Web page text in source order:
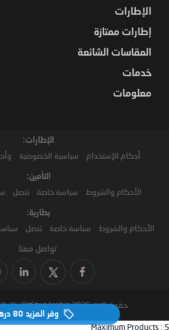
وفر المزيد 80 درهم‏
الإطارات
إطارات ممتازة
المقاسات الشائعة
خدمات
معلومات
الإطارات:
أحكام الإستخدام سياسية الخصوصية
التأمين:
الأحكام والشروط سياسة خاصة تنصل
بطارية:
الأحكام والشروط سياسة خاصة تنصل
تواصل معنا
حقوق النشر2026 PitStopArabia. كل الحقوق محفوظة
Maximum Products : 5